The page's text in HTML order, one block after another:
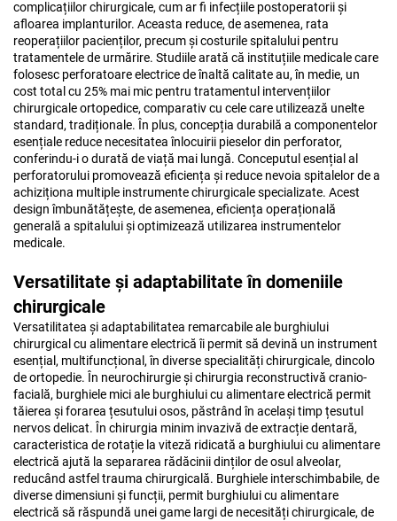
complicațiilor chirurgicale, cum ar fi infecțiile postoperatorii și
afloarea implanturilor. Aceasta reduce, de asemenea, rata
reoperațiilor pacienților, precum și costurile spitalului pentru
tratamentele de urmărire. Studiile arată că instituțiile medicale care
folosesc perforatoare electrice de înaltă calitate au, în medie, un
cost total cu 25% mai mic pentru tratamentul intervențiilor
chirurgicale ortopedice, comparativ cu cele care utilizează unelte
standard, tradiționale. În plus, concepția durabilă a componentelor
esențiale reduce necesitatea înlocuirii pieselor din perforator,
conferindu-i o durată de viață mai lungă. Conceputul esențial al
perforatorului promovează eficiența și reduce nevoia spitalelor de a
achiziționa multiple instrumente chirurgicale specializate. Acest
design îmbunătățește, de asemenea, eficiența operațională
generală a spitalului și optimizează utilizarea instrumentelor
medicale.
Versatilitate și adaptabilitate în domeniile
chirurgicale
Versatilitatea și adaptabilitatea remarcabile ale burghiului
chirurgical cu alimentare electrică îi permit să devină un instrument
esențial, multifuncțional, în diverse specialități chirurgicale, dincolo
de ortopedie. În neurochirurgie și chirurgia reconstructivă cranio-
facială, burghiele mici ale burghiului cu alimentare electrică permit
tăierea și forarea țesutului osos, păstrând în același timp țesutul
nervos delicat. În chirurgia minim invazivă de extracție dentară,
caracteristica de rotație la viteză ridicată a burghiului cu alimentare
electrică ajută la separarea rădăcinii dinților de osul alveolar,
reducând astfel trauma chirurgicală. Burghiele interschimbabile, de
diverse dimensiuni și funcții, permit burghiului cu alimentare
electrică să răspundă unei game largi de necesități chirurgicale, de